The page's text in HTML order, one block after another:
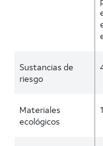
Sustancias de
riesgo
Materiales
ecológicos